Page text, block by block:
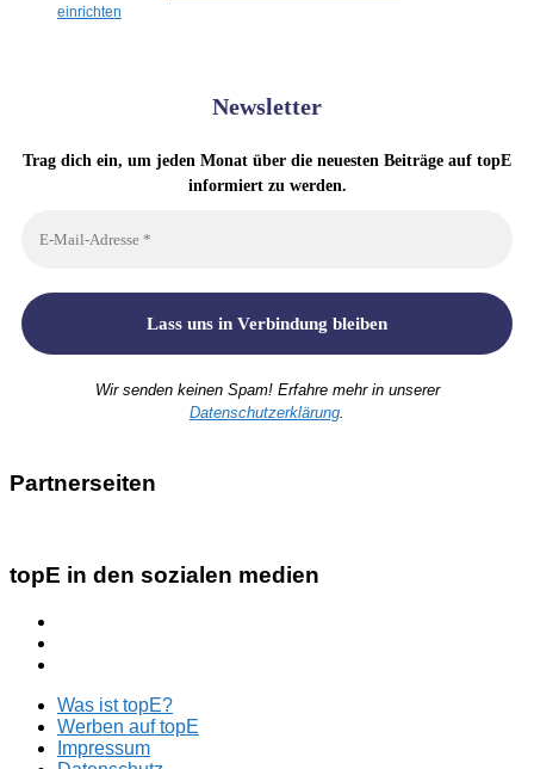
einrichten
Newsletter
Trag dich ein, um jeden Monat über die neuesten Beiträge auf topE
informiert zu werden.
Wir senden keinen Spam! Erfahre mehr in unserer
Datenschutzerklärung
Partnerseiten
topE in den sozialen medien
Was ist topE?
Werben auf topE
Impressum